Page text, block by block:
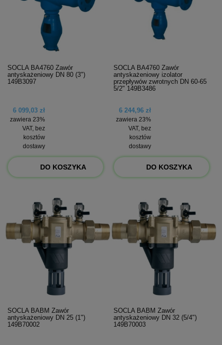
SOCLA BA4760 Zawór
antyskażeniowy DN 80 (3")
149B3097
6 099,03 zł
zawiera 23%
VAT, bez
kosztów
dostawy
DO KOSZYKA
SOCLA BA4760 Zawór
antyskażeniowy izolator
przepływów zwrotnych DN 60-65
5/2" 149B3486
6 244,96 zł
zawiera 23%
VAT, bez
kosztów
dostawy
DO KOSZYKA
SOCLA BABM Zawór
antyskażeniowy DN 25 (1")
149B70002
SOCLA BABM Zawór
antyskażeniowy DN 32 (5/4")
149B70003